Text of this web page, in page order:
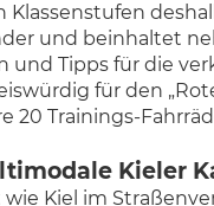
Klassenstufen
und beinhaltet
Tipps für die
für den
20 Trainings-
Kieler
Kiel im